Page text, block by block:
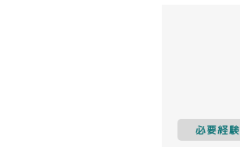
必要経験